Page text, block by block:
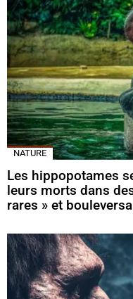
NATURE
Les hippopotames
leurs morts dans
rares » et